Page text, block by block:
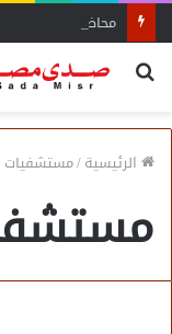
محاضرة مفتي
بحث
الرئيسية/مستشفيات